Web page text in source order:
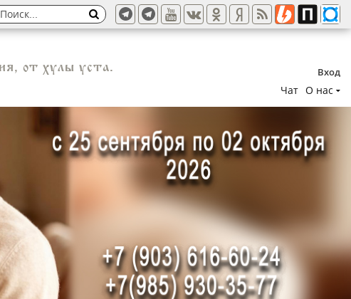
Вход
Чат О нас
от хулы уста.